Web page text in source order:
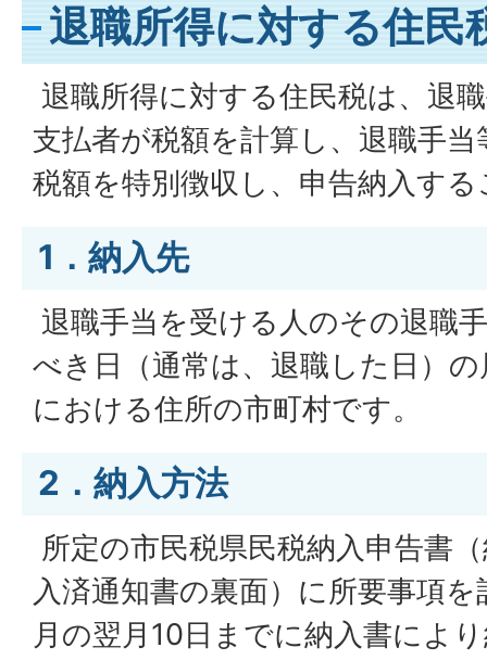
退職所得に対する住民
退職所得に対する住民税は、退
支払者が税額を計算し、退職手
税額を特別徴収し、申告納入す
1．納入先
退職手当を受ける人のその退職
べき日（通常は、退職した日）
における住所の市町村です。
2．納入方法
所定の市民税県民税納入申告書
入済通知書の裏面）に所要事項
月の翌月10日までに納入書によ